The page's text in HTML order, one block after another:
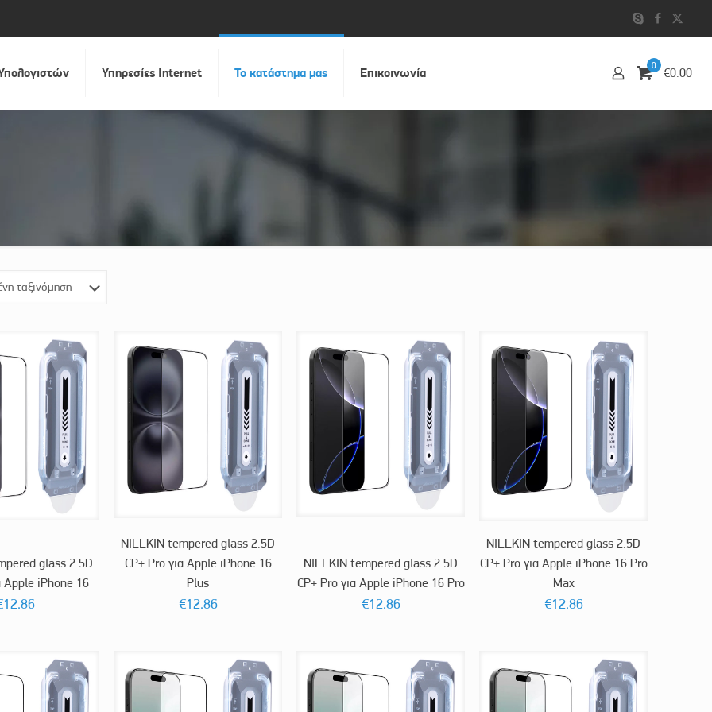
Υπηρεσίες Internet Το κατάστημα μας Επικοινωvία 0 €0.00
glass 2.5D
Apple iPhone 16
12.86
NILLKIN tempered glass 2.5D
CP+ Pro για Apple iPhone 16
Plus
€12.86
NILLKIN tempered glass 2.5D
CP+ Pro για Apple iPhone 16 Pro
€12.86
NILLKIN tempered glass 2.5D
CP+ Pro για Apple iPhone 16 Pro
Max
€12.86